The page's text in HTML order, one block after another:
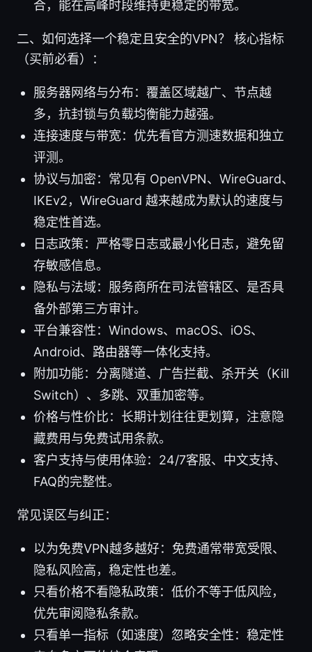
合，能在高峰时段维持更稳定的带宽。
二、如何选择一个稳定且安全的VPN？ 核心指标
（买前必看）：
服务器网络与分布：覆盖区域越广、节点越
多，抗封锁与负载均衡能力越强。
连接速度与带宽：优先看官方测速数据和独立
评测。
协议与加密：常见有 OpenVPN、WireGuard、
IKEv2，WireGuard 越来越成为默认的速度与
稳定性首选。
日志政策：严格零日志或最小化日志，避免留
存敏感信息。
隐私与法域：服务商所在司法管辖区、是否具
备外部第三方审计。
平台兼容性：Windows、macOS、iOS、
Android、路由器等一体化支持。
附加功能：分离隧道、广告拦截、杀开关（Kill
Switch）、多跳、双重加密等。
价格与性价比：长期计划往往更划算，注意隐
藏费用与免费试用条款。
客户支持与使用体验：24/7客服、中文支持、
FAQ的完整性。
常见误区与纠正：
以为免费VPN越多越好：免费通常带宽受限、
隐私风险高，稳定性也差。
只看价格不看隐私政策：低价不等于低风险，
优先审阅隐私条款。
只看单一指标（如速度）忽略安全性：稳定性